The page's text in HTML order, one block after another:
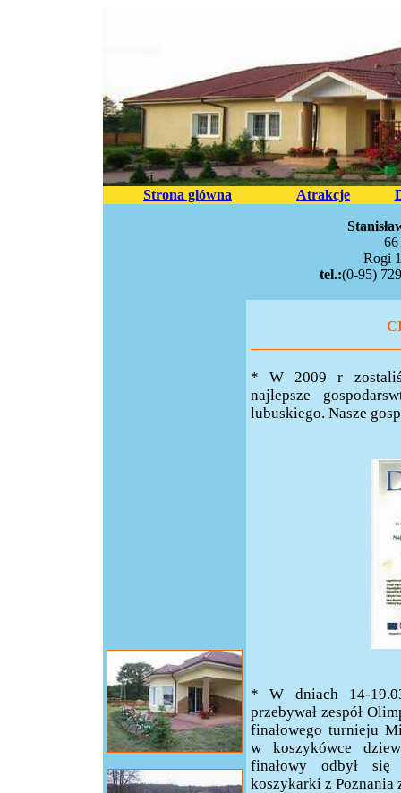
Strona glówna Atrakcje
66
Rogi
tel.:(0-95)
* W 2009 r
najlepsze
lubuskiego. Nasze
* W dniach 14-
przebywał zespół
finałowego turnieju
w koszykówce
finałowy odbył
koszykarki z Poznania